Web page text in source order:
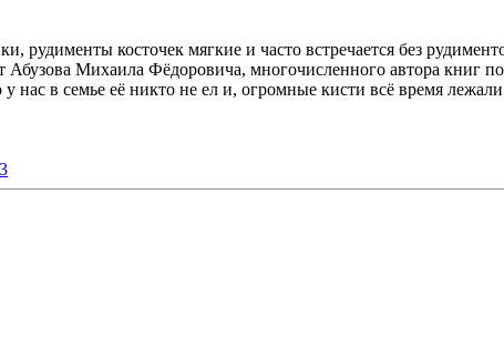
рудименты косточек мягкие и часто встречается без
Михаила Фёдоровича, многочисленного автора книг
нас в семье её никто не ел и, огромные кисти всё время